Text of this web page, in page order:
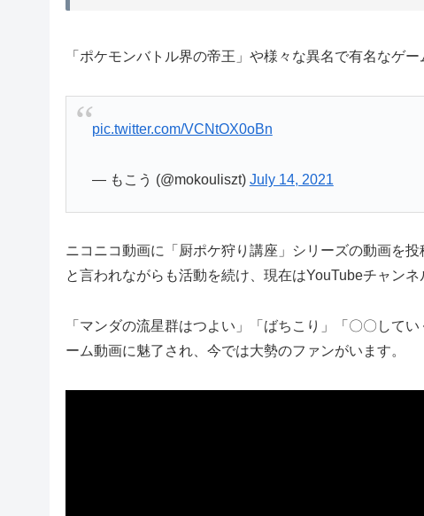
「ポケモンバトル界の帝王」や様々な異名で有名なゲー
pic.twitter.com/VCNtOX0oBn
— もこう (@mokouliszt) July 14, 2021
ニコニコ動画に「厨ポケ狩り講座」シリーズの動画を
と言われながらも活動を続け、現在はYouTubeチャンネ
「マンダの流星群はつよい」「ばちこり」「〇〇して
ーム動画に魅了され、今では大勢のファンがいます。